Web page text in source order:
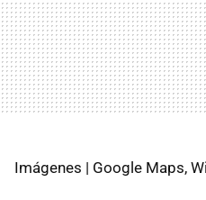
Imágenes | Google Maps,